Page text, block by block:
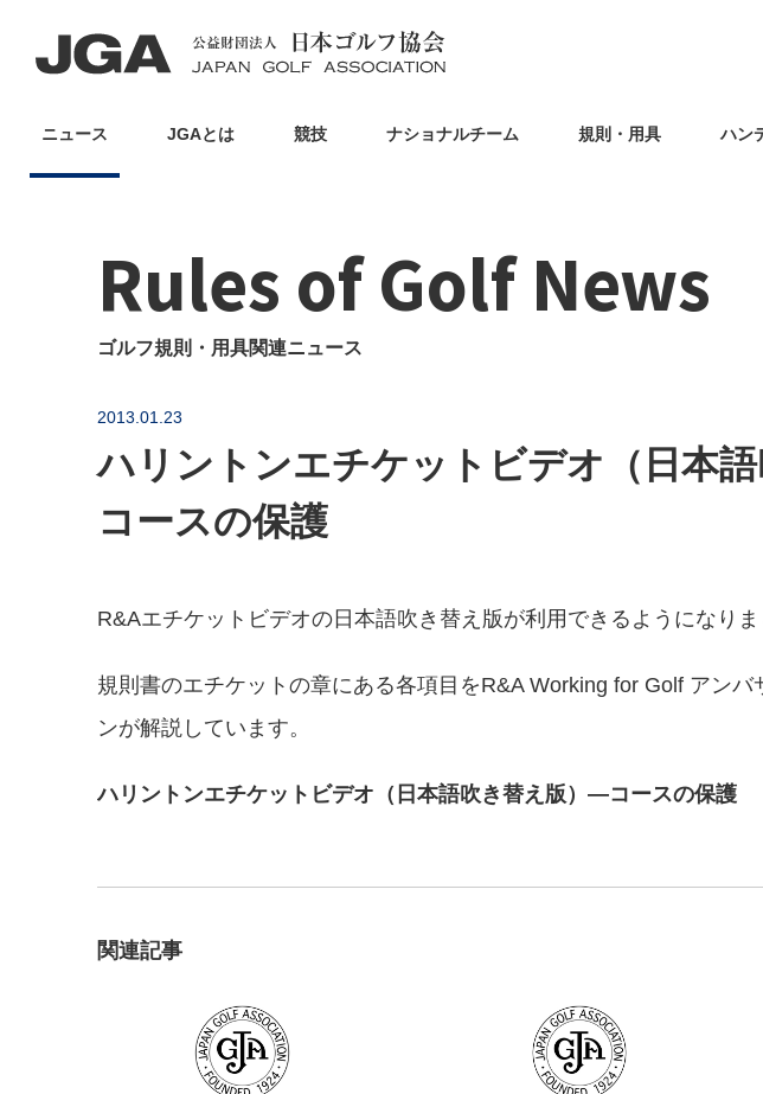
ニュース JGAとは 競技 ナショナルチーム 規則・用具 ハン
Rules of Golf News
ゴルフ規則・用具関連ニュース
2013.01.23
ハリントンエチケットビデオ（日本
コースの保護
R&Aエチケットビデオの日本語吹き替え版が利用できるようになりま
規則書のエチケットの章にある各項目をR&A Working for Golf アンバ
ンが解説しています。
ハリントンエチケットビデオ（日本語吹き替え版）―コースの保護
関連記事